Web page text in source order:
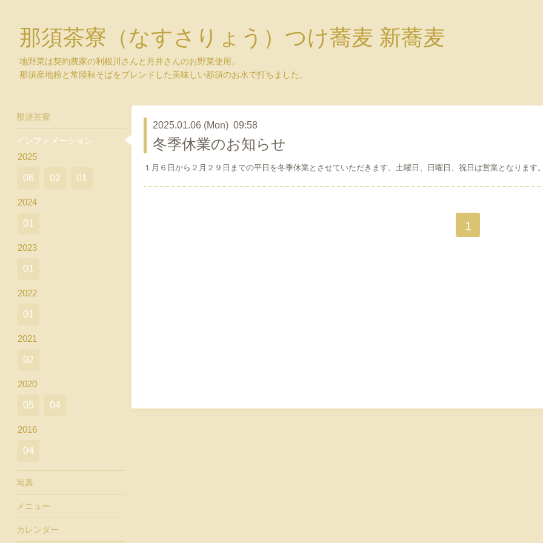
那須茶寮（なすさりょう）つけ蕎麦 新蕎麦
地野菜は契約農家の利根川さんと月井さんのお野菜使用。
那須産地粉と常陸秋そばをブレンドした美味しい那須のお水で打ちました。
2025.01.06 (Mon) 09:58
冬季休業のお知らせ
１月６日から２月２９日までの平日を冬季休業とさせていただきます。土曜日、日曜日、祝日は営業となります。
1
那須茶寮
インフォメーション
2025
06 02 01
2024
01
2023
01
2022
01
2021
02
2020
05 04
2016
04
写真
メニュー
カレンダー